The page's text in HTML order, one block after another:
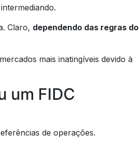
Claro, dependendo das regras do
mais inatingíveis devido à
um FIDC
de operações.